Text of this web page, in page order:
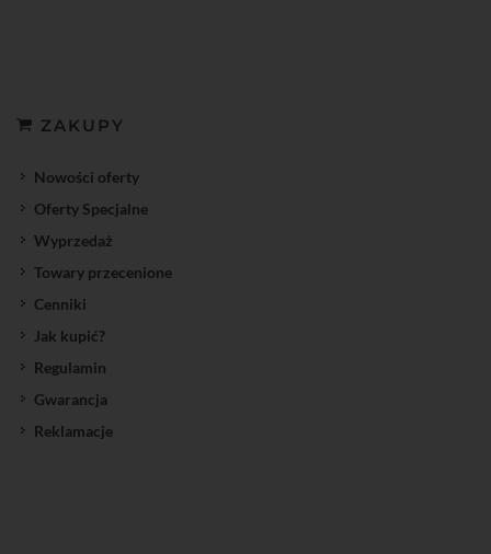
ZAKUPY
Nowości oferty
Oferty Specjalne
Wyprzedaż
Towary przecenione
Cenniki
Jak kupić?
Regulamin
Gwarancja
Reklamacje